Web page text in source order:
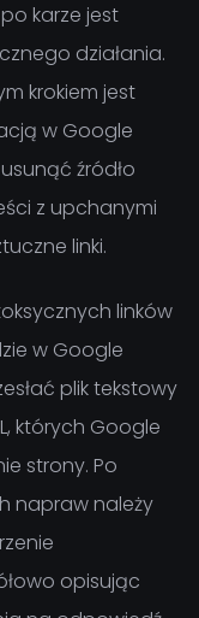
karze jest
działania.
krokiem jest
w Google
źródło
z upchanymi
linki.
linków
w Google
plik tekstowy
których Google
strony. Po
napraw należy
opisując